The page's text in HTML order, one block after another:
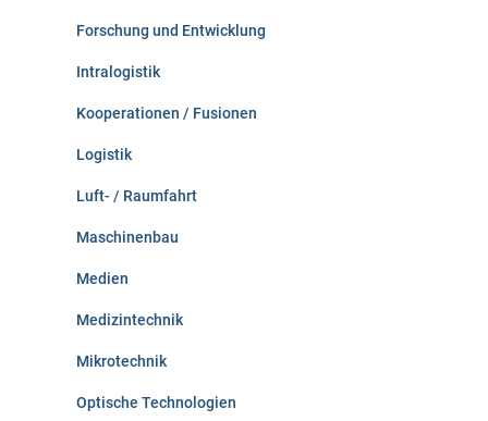
Forschung und Entwicklung
Intralogistik
Kooperationen / Fusionen
Logistik
Luft- / Raumfahrt
Maschinenbau
Medien
Medizintechnik
Mikrotechnik
Optische Technologien